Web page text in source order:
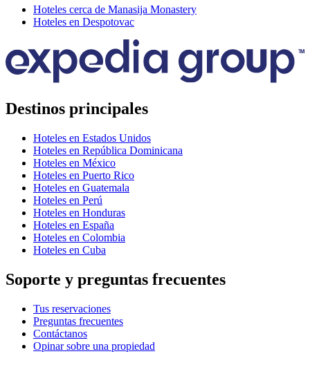
Hoteles cerca de Manasija Monastery
Hoteles en Despotovac
Destinos principales
Hoteles en Estados Unidos
Hoteles en República Dominicana
Hoteles en México
Hoteles en Puerto Rico
Hoteles en Guatemala
Hoteles en Perú
Hoteles en Honduras
Hoteles en España
Hoteles en Colombia
Hoteles en Cuba
Soporte y preguntas frecuentes
Tus reservaciones
Preguntas frecuentes
Contáctanos
Opinar sobre una propiedad